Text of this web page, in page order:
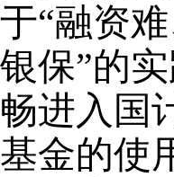
于“融资
银保”的
畅进入国
基金的使